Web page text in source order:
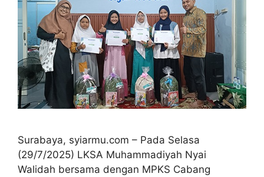
Surabaya, syiarmu.com – Pada Selasa
(29/7/2025) LKSA Muhammadiyah Nyai
Walidah bersama dengan MPKS Cabang